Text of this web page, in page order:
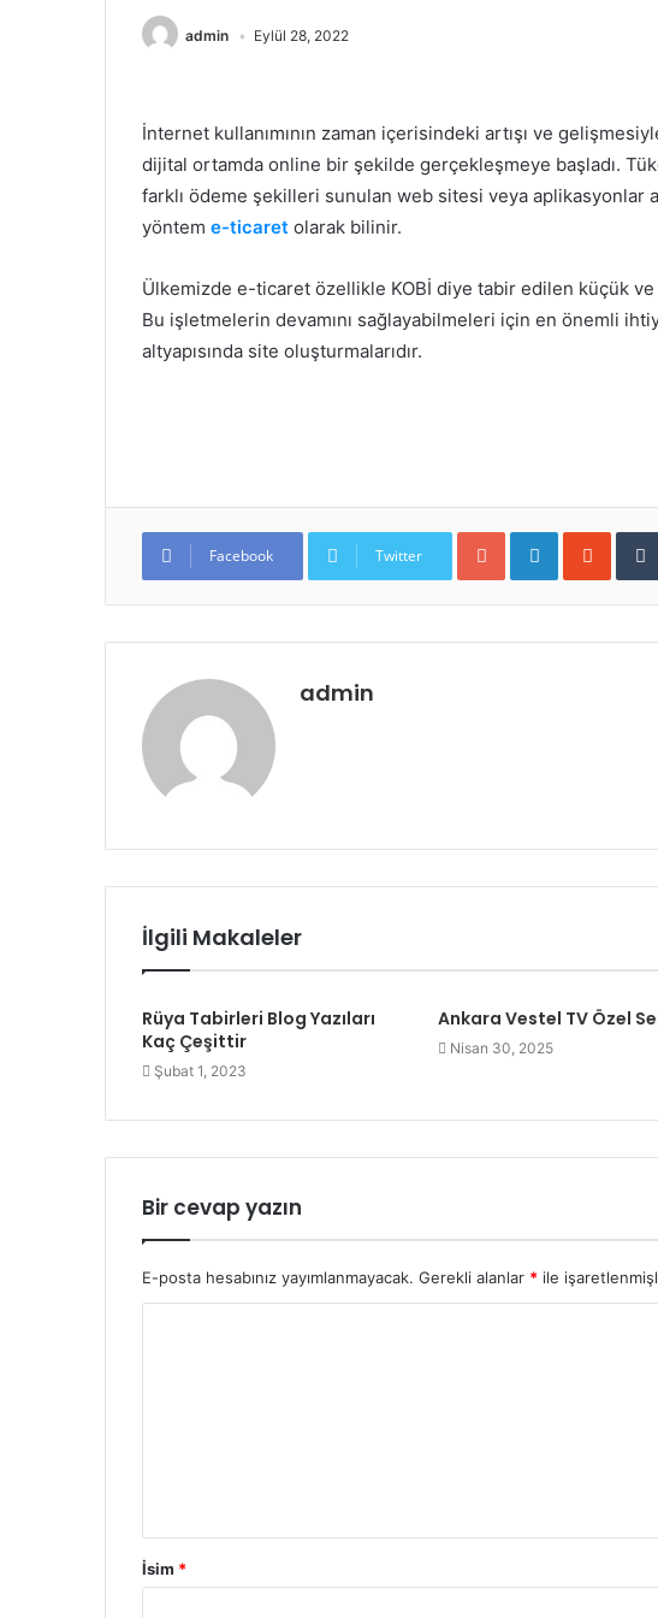
admin Eylül 28, 2022
İnternet kullanımının zaman içerisindeki artışı ve
dijital ortamda online bir şekilde gerçekleşmeye başladı.
farklı ödeme şekilleri sunulan web sitesi veya aplikasyonlar
yöntem e-ticaret olarak bilinir.
Ülkemizde e-ticaret özellikle KOBİ diye tabir edilen küçük
Bu işletmelerin devamını sağlayabilmeleri için en önemli
altyapısında site oluşturmalarıdır.
Facebook Twitter
Google+ LinkedIn StumbleUpon
admin
İlgili Makaleler
Rüya Tabirleri Blog Yazıları
Kaç Çeşittir
Şubat 1, 2023
Ankara Vestel TV Özel
Nisan 30, 2025
Bir cevap yazın
E-posta hesabınız yayımlanmayacak. Gerekli alanlar * ile
İsim *